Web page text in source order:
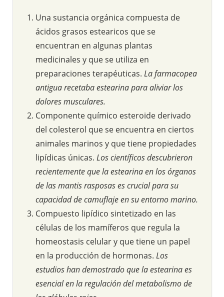
Una sustancia orgánica compuesta de
ácidos grasos estearicos que se
encuentran en algunas plantas
medicinales y que se utiliza en
preparaciones terapéuticas. La farmacopea
antigua recetaba estearina para aliviar los
dolores musculares.
Componente químico esteroide derivado
del colesterol que se encuentra en ciertos
animales marinos y que tiene propiedades
lipídicas únicas. Los científicos descubrieron
recientemente que la estearina en los órganos
de las mantis rasposas es crucial para su
capacidad de camuflaje en su entorno marino.
Compuesto lipídico sintetizado en las
células de los mamíferos que regula la
homeostasis celular y que tiene un papel
en la producción de hormonas. Los
estudios han demostrado que la estearina es
esencial en la regulación del metabolismo de